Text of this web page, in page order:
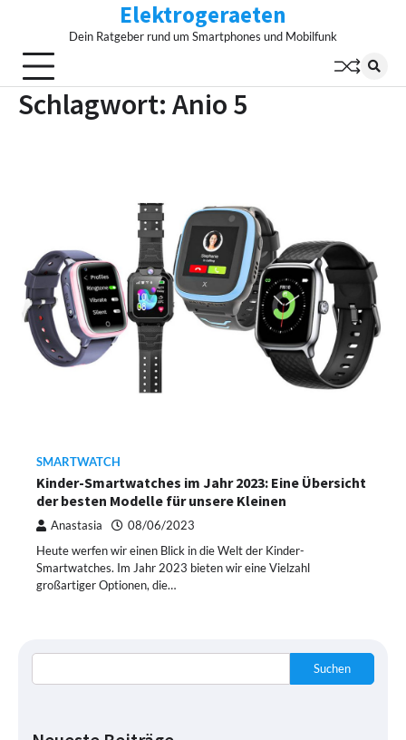
content
Elektrogeraeten
Dein Ratgeber rund um Smartphones und Mobilfunk
Schlagwort: Anio 5
SMARTWATCH
Kinder-Smartwatches im Jahr 2023: Eine Übersicht
der besten Modelle für unsere Kleinen
Anastasia 08/06/2023
Heute werfen wir einen Blick in die Welt der Kinder-
Smartwatches. Im Jahr 2023 bieten wir eine Vielzahl
großartiger Optionen, die…
Suchen